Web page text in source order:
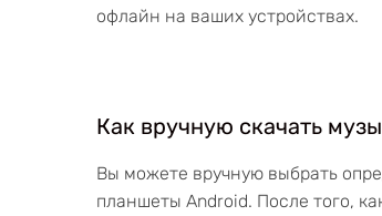
офлайн на ваших устройствах.
Как вручную скачать
Вы можете вручную выбрать
планшеты Android. После того,